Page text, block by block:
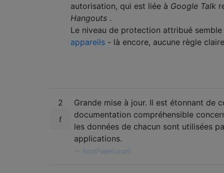
autorisation, qui est liée à Google Talk
Hangouts .
Le niveau de protection attribué semble
appareils - là encore, aucune règle
2
Grande mise à jour. Il est étonnant de
documentation compréhensible
les données de chacun sont utilisées
applications.
RockPaperLizard